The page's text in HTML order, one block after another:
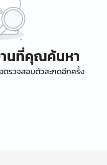
นที่คุณค้นหา
ตรวจสอบตัวสะกดอีกครั้ง